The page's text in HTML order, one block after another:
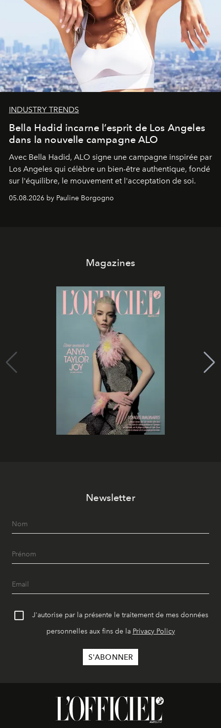
INDUSTRY TRENDS
Bella Hadid incarne l’esprit de Los Angeles
dans la nouvelle campagne ALO
Avec Bella Hadid, ALO signe une campagne inspirée par
Los Angeles qui célèbre un bien-être authentique, fondé
sur l'équilibre, le mouvement et l'acceptation de soi.
05.08.2026 by Pauline Borgogno
Magazines
Newsletter
J'autorise par la présente le traitement de mes données
personnelles aux fins de la Privacy Policy